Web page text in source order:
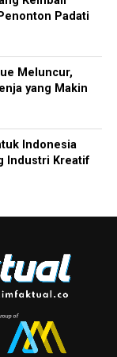
Padati
Meluncur,
yang Makin
Indonesia
Industri Kreatif